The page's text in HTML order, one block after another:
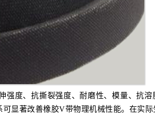
强度、抗撕裂强度、耐磨性、模量、抗
显著改善橡胶V带物理机械性能。在实际